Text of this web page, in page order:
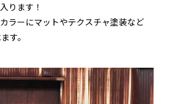
ります！
ラーにマットやテクスチャ塗装など
す。